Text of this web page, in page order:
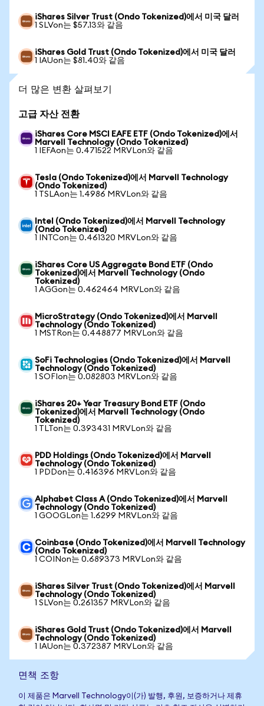
iShares Silver Trust (Ondo Tokenized)에서 미국 달러
1 SLVon는 $57.13와 같음
iShares Gold Trust (Ondo Tokenized)에서 미국 달러
1 IAUon는 $81.40와 같음
더 많은 변환 살펴보기
고급 자산 전환
iShares Core MSCI EAFE ETF (Ondo Tokenized)에서
Marvell Technology (Ondo Tokenized)
1 IEFAon는 0.471522 MRVLon와 같음
Tesla (Ondo Tokenized)에서 Marvell Technology
(Ondo Tokenized)
1 TSLAon는 1.4986 MRVLon와 같음
Intel (Ondo Tokenized)에서 Marvell Technology
(Ondo Tokenized)
1 INTCon는 0.461320 MRVLon와 같음
iShares Core US Aggregate Bond ETF (Ondo
Tokenized)에서 Marvell Technology (Ondo
Tokenized)
1 AGGon는 0.462464 MRVLon와 같음
MicroStrategy (Ondo Tokenized)에서 Marvell
Technology (Ondo Tokenized)
1 MSTRon는 0.448877 MRVLon와 같음
SoFi Technologies (Ondo Tokenized)에서 Marvell
Technology (Ondo Tokenized)
1 SOFIon는 0.082803 MRVLon와 같음
iShares 20+ Year Treasury Bond ETF (Ondo
Tokenized)에서 Marvell Technology (Ondo
Tokenized)
1 TLTon는 0.393431 MRVLon와 같음
PDD Holdings (Ondo Tokenized)에서 Marvell
Technology (Ondo Tokenized)
1 PDDon는 0.416396 MRVLon와 같음
Alphabet Class A (Ondo Tokenized)에서 Marvell
Technology (Ondo Tokenized)
1 GOOGLon는 1.6299 MRVLon와 같음
Coinbase (Ondo Tokenized)에서 Marvell Technology
(Ondo Tokenized)
1 COINon는 0.689373 MRVLon와 같음
iShares Silver Trust (Ondo Tokenized)에서 Marvell
Technology (Ondo Tokenized)
1 SLVon는 0.261357 MRVLon와 같음
iShares Gold Trust (Ondo Tokenized)에서 Marvell
Technology (Ondo Tokenized)
1 IAUon는 0.372387 MRVLon와 같음
면책 조항
이 제품은 Marvell Technology이(가) 발행, 후원, 보증하거나 제휴